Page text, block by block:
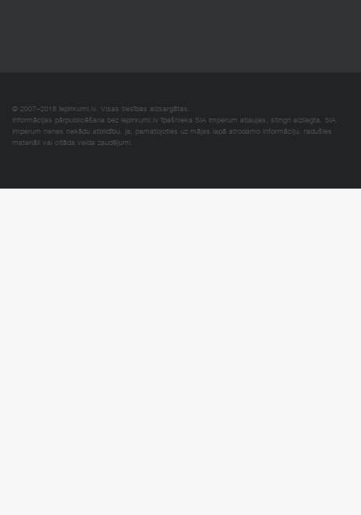
© 2007–2018 Iepirkumi.lv. Visas tiesības aizsargātas.
Informācijas pārpublicēšana bez iepirkumi.lv īpašnieka SIA Imperum atļaujas, stingri aizliegta. SIA
Imperum nenes nekādu atbildību, ja, pamatojoties uz mājas lapā atrodamo informāciju, radušies
materiāli vai citāda veida zaudējumi.